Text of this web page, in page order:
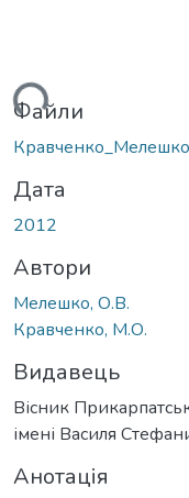
Файли
Дата
2012
Автори
Мелешко, О.В.
Кравченко, М.О.
Видавець
Вісник
імені Василя
Анотація